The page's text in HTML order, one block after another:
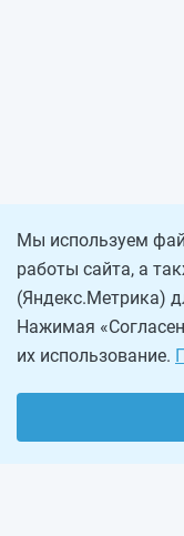
Мы используем
работы сайта, а
(Яндекс.Метрика)
Нажимая
их использование.